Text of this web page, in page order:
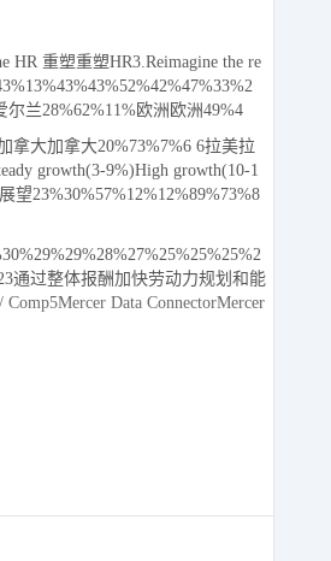
HR 重塑重塑HR3.Reimagine the re
尔兰28%62%11%欧洲欧洲49%4
拿大加拿大20%73%7%6 6拉美拉
growth(3-9%)High growth(10-1
望23%30%57%12%12%89%73%8
通过整体报酬加快劳动力规划和能
Data ConnectorMercer
Greater ChinaCo